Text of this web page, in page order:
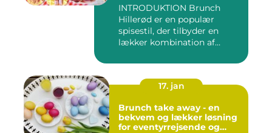
INTRODUKTION Brunch
Hillerød er en populær
spisestil, der tilbyder en
lækker kombination af
17. jan
Brunch take away - en
bekvem og lækker løsning
for eventyrrejsende og